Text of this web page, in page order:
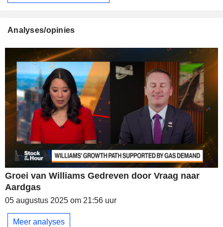
Analyses/opinies
Groei van Williams Gedreven door Vraag naar
Aardgas
05 augustus 2025 om 21:56 uur
Meer analyses